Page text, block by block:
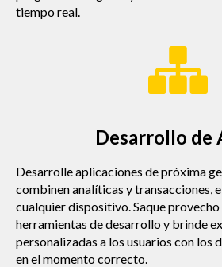
tiempo real.
Desarrollo de
Desarrolle aplicaciones de próxima
combinen analíticas y transacciones,
cualquier dispositivo. Saque provecho
herramientas de desarrollo y brinde
personalizadas a los usuarios con los
en el momento correcto.